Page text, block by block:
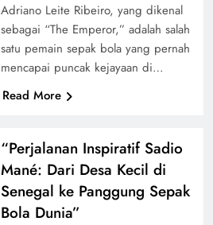
Adriano Leite Ribeiro, yang dikenal
sebagai “The Emperor,” adalah salah
satu pemain sepak bola yang pernah
mencapai puncak kejayaan di…
Read More
“Perjalanan Inspiratif Sadio
Mané: Dari Desa Kecil di
Senegal ke Panggung Sepak
Bola Dunia”